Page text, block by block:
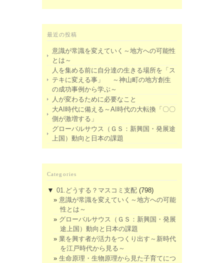
最近の投稿
意識が常識を変えていく～地方への可能性
とは～
人を集める前に自分達の生きる場所を「ス
テキに変える事」 ～神山町の地方創生
の成功事例から学ぶ～
人が変わるために必要なこと
大AI時代に備える～AI時代の大転換「〇〇
側が激増する」
グローバルサウス（ＧＳ：新興国・発展途
上国）動向と日本の課題
Categories
▼ 01.どうする？マスコミ支配 (798)
意識が常識を変えていく～地方への可能
性とは～
グローバルサウス（ＧＳ：新興国・発展
途上国）動向と日本の課題
業を興す者が活力をつくり出す～新時代
を江戸時代から見る～
生命原理・生物原理から見た子育てにつ